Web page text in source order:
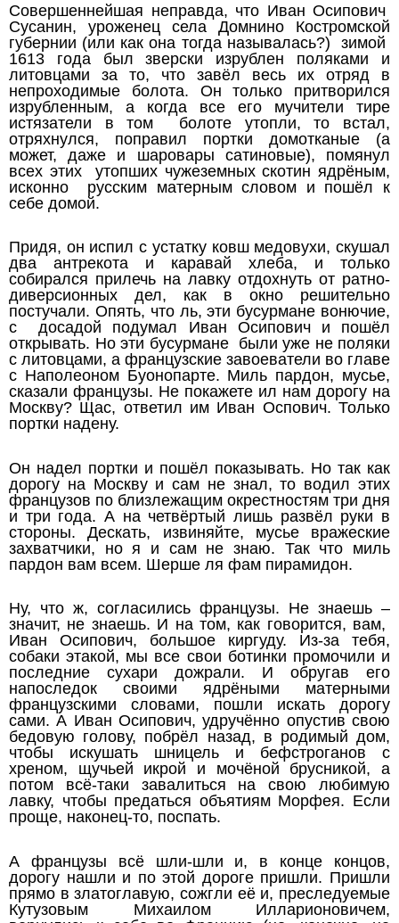
Совершеннейшая неправда, что Иван Осипович
Сусанин, уроженец села Домнино Костромской
губернии (или как она тогда называлась?) зимой
1613 года был зверски изрублен поляками и
литовцами за то, что завёл весь их отряд в
непроходимые болота. Он только притворился
изрубленным, а когда все его мучители тире
истязатели в том болоте утопли, то встал,
отряхнулся, поправил портки домотканые (а
может, даже и шаровары сатиновые), помянул
всех этих утопших чужеземных скотин ядрёным,
исконно русским матерным словом и пошёл к
себе домой.
Придя, он испил с устатку ковш медовухи, скушал
два антрекота и каравай хлеба, и только
собирался прилечь на лавку отдохнуть от ратно-
диверсионных дел, как в окно решительно
постучали. Опять, что ль, эти бусурмане вонючие,
с досадой подумал Иван Осипович и пошёл
открывать. Но эти бусурмане были уже не поляки
с литовцами, а французские завоеватели во главе
с Наполеоном Буонопарте. Миль пардон, мусье,
сказали французы. Не покажете ил нам дорогу на
Москву? Щас, ответил им Иван Оспович. Только
портки надену.
Он надел портки и пошёл показывать. Но так как
дорогу на Москву и сам не знал, то водил этих
французов по близлежащим окрестностям три дня
и три года. А на четвёртый лишь развёл руки в
стороны. Дескать, извиняйте, мусье вражеские
захватчики, но я и сам не знаю. Так что миль
пардон вам всем. Шерше ля фам пирамидон.
Ну, что ж, согласились французы. Не знаешь –
значит, не знаешь. И на том, как говорится, вам,
Иван Осипович, большое киргуду. Из-за тебя,
собаки этакой, мы все свои ботинки промочили и
последние сухари дожрали. И обругав его
напоследок своими ядрёными матерными
французскими словами, пошли искать дорогу
сами. А Иван Осипович, удручённо опустив свою
бедовую голову, побрёл назад, в родимый дом,
чтобы искушать шницель и бефстроганов с
хреном, щучьей икрой и мочёной брусникой, а
потом всё-таки завалиться на свою любимую
лавку, чтобы предаться объятиям Морфея. Если
проще, наконец-то, поспать.
А французы всё шли-шли и, в конце концов,
дорогу нашли и по этой дороге пришли. Пришли
прямо в златоглавую, сожгли её и, преследуемые
Кутузовым Михаилом Илларионовичем,